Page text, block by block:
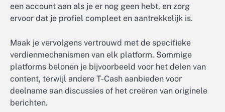
een account aan als je er nog geen hebt, en zorg
ervoor dat je profiel compleet en aantrekkelijk is.
Maak je vervolgens vertrouwd met de specifieke
verdienmechanismen van elk platform. Sommige
platforms belonen je bijvoorbeeld voor het delen van
content, terwijl andere T-Cash aanbieden voor
deelname aan discussies of het creëren van originele
berichten.